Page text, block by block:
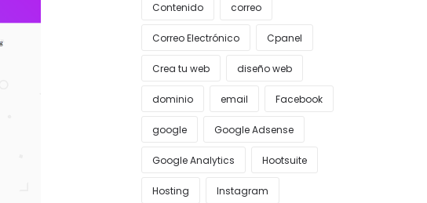
Contenido correo
Correo Electrónico Cpanel
Crea tu web diseño web
dominio email Facebook
google Google Adsense
Google Analytics Hootsuite
Hosting Instagram